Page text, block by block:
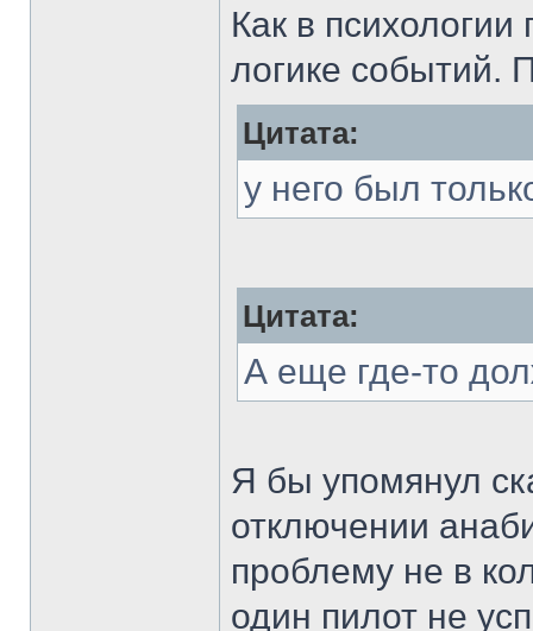
Как в
логике событий.
Цитата:
у него был
Цитата:
А еще где-то
Я бы упомянул
отключении
проблему не в
один пилот не